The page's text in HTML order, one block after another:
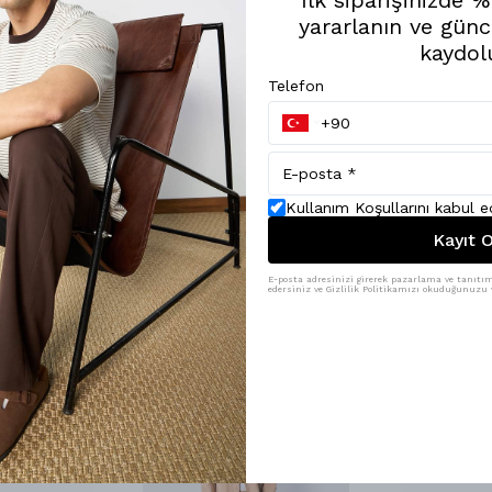
yararlanın ve
Telefon
Kullanım Koşullarını kabul
Kayıt
E-posta adresinizi girerek pazarlama ve
edersiniz ve Gizlilik Politikamızı okuduğunuzu